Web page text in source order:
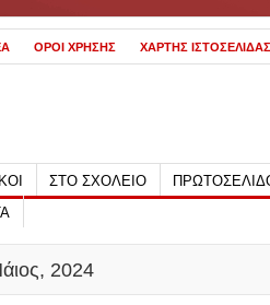
ΟΡΟΙ ΧΡΗΣΗΣ ΧΑΡΤΗΣ ΙΣΤΟΣΕΛΙΔΑΣ
ΣΤΟ ΣΧΟΛΕΙΟ
2024